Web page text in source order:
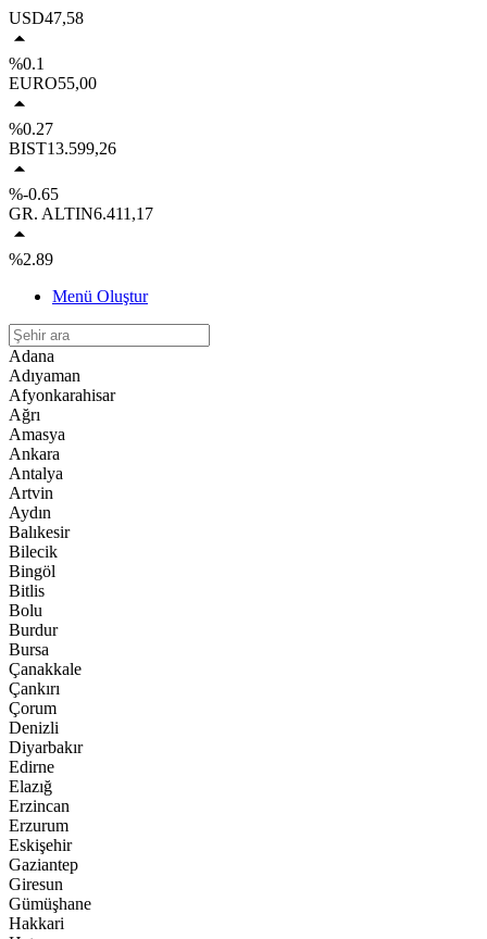
USD47,58
%0.1
EURO55,00
%0.27
BIST13.599,26
%-0.65
GR. ALTIN6.411,17
%2.89
Menü Oluştur
Adana
Adıyaman
Afyonkarahisar
Ağrı
Amasya
Ankara
Antalya
Artvin
Aydın
Balıkesir
Bilecik
Bingöl
Bitlis
Bolu
Burdur
Bursa
Çanakkale
Çankırı
Çorum
Denizli
Diyarbakır
Edirne
Elazığ
Erzincan
Erzurum
Eskişehir
Gaziantep
Giresun
Gümüşhane
Hakkari